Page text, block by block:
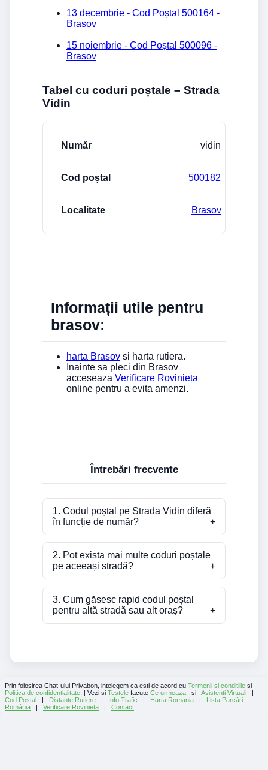
13 decembrie - Cod Poștal 500164 -
Brasov
15 noiembrie - Cod Poștal 500096 -
Brasov
Tabel cu coduri poștale – Strada
Vidin
vidin
500182
Brasov
Informații utile pentru
brasov:
harta Brasov si harta rutiera.
Inainte sa pleci din Brasov
acceseaza Verificare Rovinieta
online pentru a evita amenzi.
Întrebări frecvente
1. Codul poștal pe Strada Vidin diferă
în funcție de număr?
2. Pot exista mai multe coduri poștale
pe aceeași stradă?
3. Cum găsesc rapid codul poștal
pentru altă stradă sau alt oraș?
Prin folosirea Chat-ului Privabon, intelegem ca esti de acord cu Termenii si conditiile si
Politica de confidentialitate . | Vezi si Testele facute Ce urmeaza si Asistenti Virtuali |
Cod Postal | Distante Rutiere | Info Trafic | Harta Romania | Lista Parcări
România | Verificare Rovinieta | Contact